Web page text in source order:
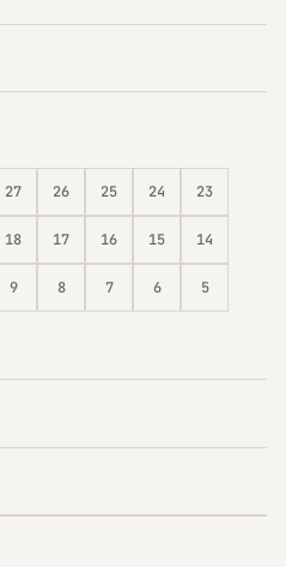
27 26 25 24 23
18 17 16 15 14
9 8 7 6 5